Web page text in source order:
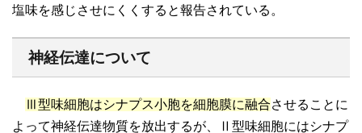
塩味を感じさせにくくすると報告されている。
神経伝達について
Ⅲ型味細胞はシナプス小胞を細胞膜に融合させることに
よって神経伝達物質を放出するが、Ⅱ型味細胞にはシナプ